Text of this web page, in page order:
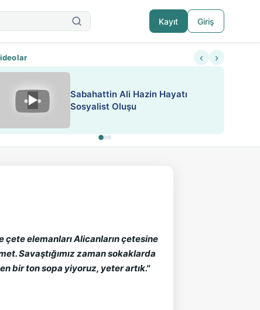
Kayıt Giriş
Nadir içeriklere kısıtlama ve kredi sistemi
‹ ›
▶
Sabahattin Ali Hazin Hayatı
Sosyalist Oluşu
çete elemanları Alicanların çetesine
Savaştığımız zaman sokaklarda
bir ton sopa yiyoruz, yeter artık.''